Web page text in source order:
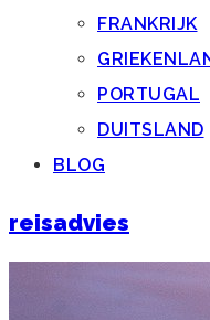
FRANKRIJK
PORTUGAL
DUITSLAND
BLOG
reisadvies